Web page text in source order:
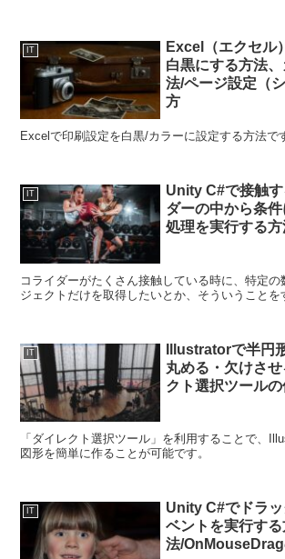
IT
Excel（エクセル
白黒にする方法
法/ページ設定（
方
Excelで印刷設定を白黒/カラーに設定する方法で
IT
Unity C#で接触
ダーの中から条
処理を実行する方
コライダーがたくさん接触している時に、特定
ジェクトだけを取得したいとか、そういうことを
IT
Illustratorで半円
丸める・欠けさ
クト選択ツール
「ダイレクト選択ツール」を利用することで、
図形を簡単に作ることが可能です。
IT
Unity C#でドラ
ベントを実行する
法/